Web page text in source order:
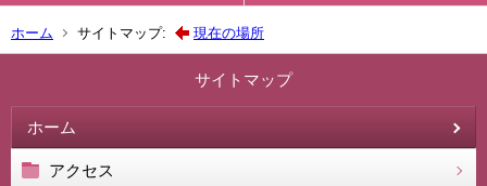
ホーム サイトマップ: 現在の場所
サイトマップ
ホーム
アクセス